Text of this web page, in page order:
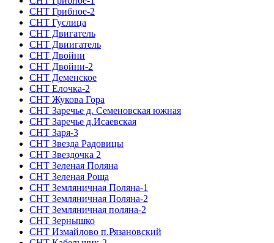
СНТ Грибное-2
СНТ Гуслица
СНТ Двигатель
СНТ Двиигатель
СНТ Двойни
СНТ Двойни-2
СНТ Деменское
СНТ Елочка-2
СНТ Жукова Гора
СНТ Заречье д. Семеновская южная
СНТ Заречье д.Исаевская
СНТ Заря-3
СНТ Звезда Радовицы
СНТ Звездочка 2
СНТ Зеленая Поляна
СНТ Зеленая Роща
СНТ Земляничная Поляна-1
СНТ Земляничная Поляна-2
СНТ Земляничная поляна-2
СНТ Зернышко
СНТ Измайлово п.Рязановский